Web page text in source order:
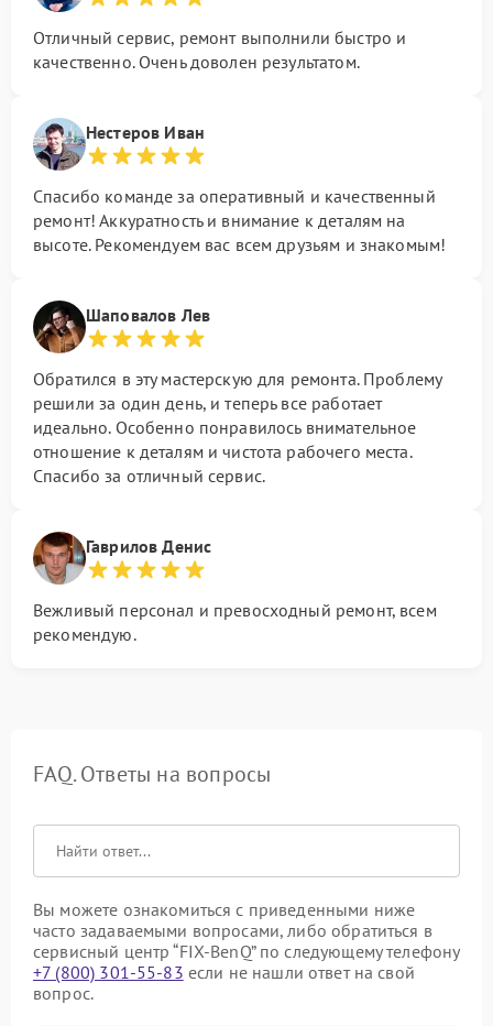
Отличный сервис, ремонт выполнили быстро и
качественно. Очень доволен результатом.
Нестеров Иван
Спасибо команде за оперативный и качественный
ремонт! Аккуратность и внимание к деталям на
высоте. Рекомендуем вас всем друзьям и знакомым!
Шаповалов Лев
Обратился в эту мастерскую для ремонта. Проблему
решили за один день, и теперь все работает
идеально. Особенно понравилось внимательное
отношение к деталям и чистота рабочего места.
Спасибо за отличный сервис.
Гаврилов Денис
Вежливый персонал и превосходный ремонт, всем
рекомендую.
FAQ. Ответы на вопросы
Вы можете ознакомиться с приведенными ниже
часто задаваемыми вопросами, либо обратиться в
сервисный центр “FIX-BenQ” по следующему телефону
+7 (800) 301-55-83 если не нашли ответ на свой
вопрос.